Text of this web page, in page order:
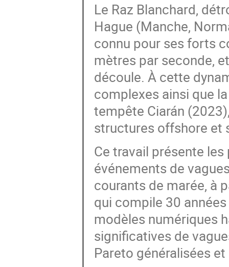
Le Raz Blanchard,
Hague (Manche,
connu pour ses forts
mètres par seconde,
découle. À cette
complexes ainsi que
tempête Ciarán
structures offshore et
Ce travail présente
événements de
courants de marée, à
qui compile 30
modèles numériques
significatives de
Pareto généralisées